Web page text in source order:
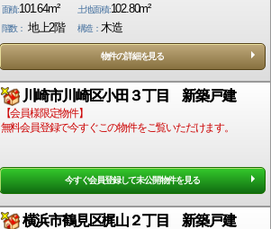
面積:101.64m² 土地面積:102.80m²
階数： 地上2階 構造： 木造
物件の詳細を見る
川崎市川崎区小田３丁目 新築戸建
【会員様限定物件】
無料会員登録で今すぐこの物件をご覧いただけます。
今すぐ会員登録して未公開物件を見る
横浜市鶴見区梶山２丁目 新築戸建